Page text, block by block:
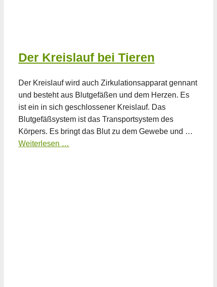
Der Kreislauf bei Tieren
Der Kreislauf wird auch Zirkulationsapparat gennant
und besteht aus Blutgefäßen und dem Herzen. Es
ist ein in sich geschlossener Kreislauf. Das
Blutgefäßsystem ist das Transportsystem des
Körpers. Es bringt das Blut zu dem Gewebe und …
Weiterlesen …